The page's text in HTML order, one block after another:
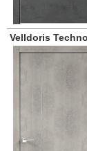
Velldoris